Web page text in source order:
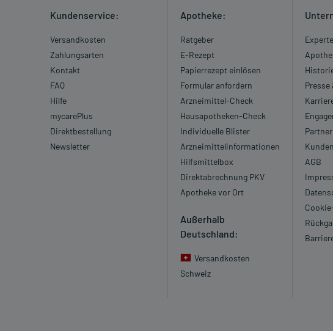
Kundenservice:
Versandkosten
Zahlungsarten
Kontakt
FAQ
Hilfe
mycarePlus
Direktbestellung
Newsletter
Apotheke:
Ratgeber
E-Rezept
Papierrezept einlösen
Formular anfordern
Arzneimittel-Check
Hausapotheken-Check
Individuelle Blister
Arzneimittelinformationen
Hilfsmittelbox
Direktabrechnung PKV
Apotheke vor Ort
Außerhalb
Deutschland:
Versandkosten
Schweiz
Presse
Partner
AGB